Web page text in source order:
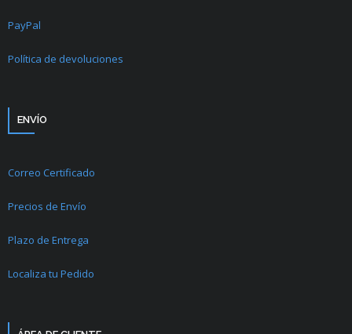
PayPal
Política de devoluciones
ENVÍO
Correo Certificado
Precios de Envío
Plazo de Entrega
Localiza tu Pedido